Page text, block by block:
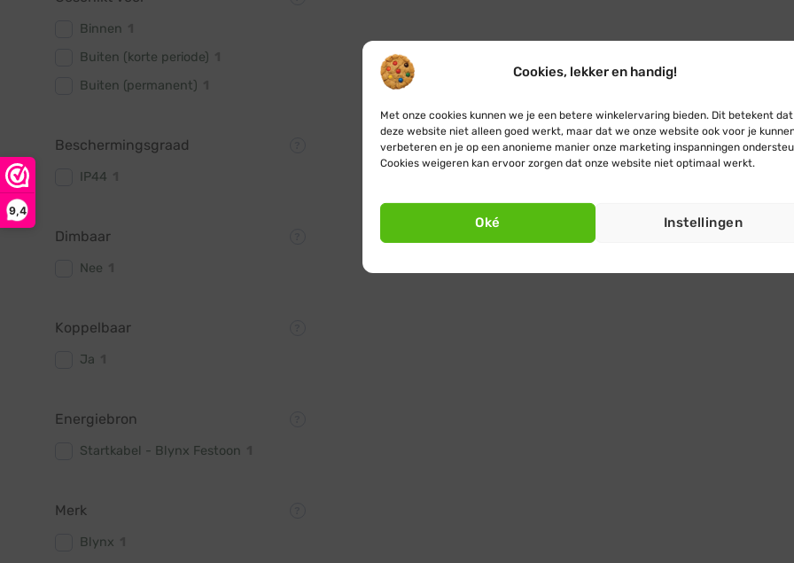
Cookies, lekker en handig!
Met onze cookies kunnen we je een betere winkelervaring bieden. Dit betekent dat
deze website niet alleen goed werkt, maar dat we onze website ook voor je
verbeteren en je op een anonieme manier onze marketing inspanningen
Cookies weigeren kan ervoor zorgen dat onze website niet optimaal werkt.
Oké Instellingen
9,4
Binnen
Buiten (korte periode)
Buiten (permanent)
Beschermingsgraad
IP44
Dimbaar
Nee
Koppelbaar
Ja
Energiebron
Startkabel - Blynx Festoon
Merk
Blynx